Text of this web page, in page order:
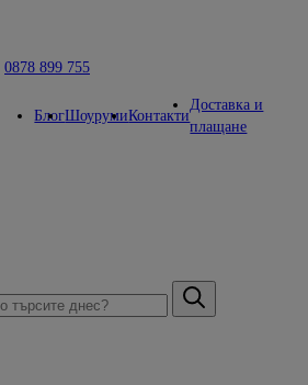
0878 899 755
БлогШоурумиКонтакти
Доставка и
плащане